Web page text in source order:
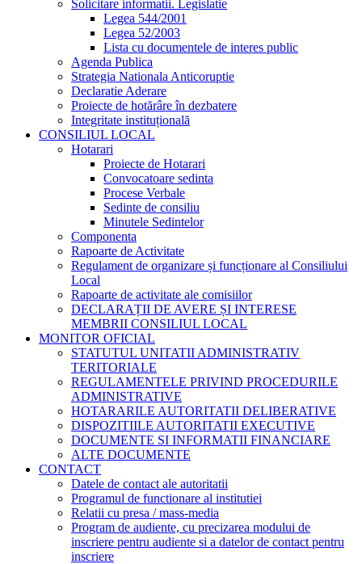
Solicitare informatii. Legislatie
Legea 544/2001
Legea 52/2003
Lista cu documentele de interes public
Agenda Publica
Strategia Nationala Anticoruptie
Declaratie Aderare
Proiecte de hotărâre în dezbatere
Integritate instituțională
CONSILIUL LOCAL
Hotarari
Proiecte de Hotarari
Convocatoare sedinta
Procese Verbale
Sedinte de consiliu
Minutele Sedintelor
Componenta
Rapoarte de Activitate
Regulament de organizare și funcționare al Consiliului
Local
Rapoarte de activitate ale comisiilor
DECLARAȚII DE AVERE ȘI INTERESE
MEMBRII CONSILIUL LOCAL
MONITOR OFICIAL
STATUTUL UNITATII ADMINISTRATIV
TERITORIALE
REGULAMENTELE PRIVIND PROCEDURILE
ADMINISTRATIVE
HOTARARILE AUTORITATII DELIBERATIVE
DISPOZITIILE AUTORITATII EXECUTIVE
DOCUMENTE SI INFORMATII FINANCIARE
ALTE DOCUMENTE
CONTACT
Datele de contact ale autoritatii
Programul de functionare al institutiei
Relatii cu presa / mass-media
Program de audiente, cu precizarea modului de
inscriere pentru audiente si a datelor de contact pentru
inscriere